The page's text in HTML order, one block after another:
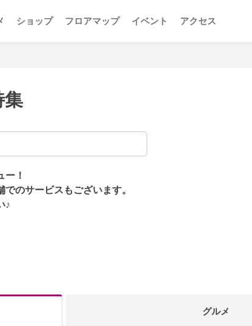
ショップ フロアマップ イベント アクセス
集
ー！
のサービスもございます。
♪
グルメ